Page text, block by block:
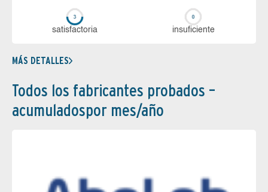
sa­tis­fac­to­ria in­su­fi­cien­te
MÁS DETALLES
Todos los fabricantes probados –
acumuladospor mes/año